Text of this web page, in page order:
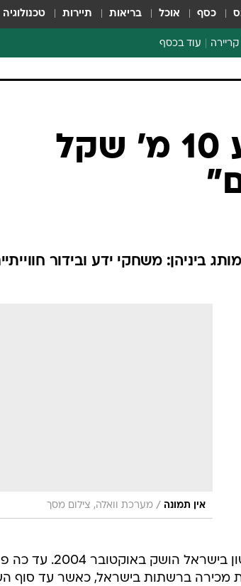
כסף אוכל בריאות תיירות טכנולוגיה
קריירה עוד בכסף
קריפטו
ספורט ביזנסבקר תנובה תשקיע 10 מ' שקל
ביניהן: משחקי ידע ובידור
אין תמונה / מערכת וואלה, צילום מסך
"אדום אדום", מותג בשר הבקר הטרי הארוז הראשון בישראל
את מוצרי "אדום אדום" בכ-19 נקודות מכירה ברשתות בישראל, כאשר עד